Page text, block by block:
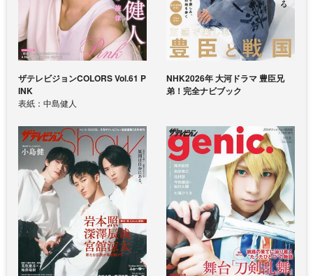
ザテレビジョンCOLORS Vol.61 P
INK
表紙：中島健人
NHK2026年 大河ドラマ 豊臣兄
弟！完全ナビブック